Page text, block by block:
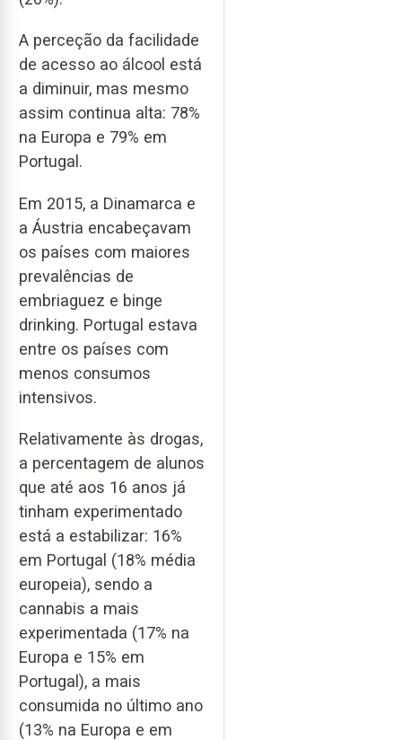
A perceção da facilidade
de acesso ao álcool está
a diminuir, mas mesmo
assim continua alta: 78%
na Europa e 79% em
Portugal.
Em 2015, a Dinamarca e
a Áustria encabeçavam
os países com maiores
prevalências de
embriaguez e binge
drinking. Portugal estava
entre os países com
menos consumos
intensivos.
Relativamente às drogas,
a percentagem de alunos
que até aos 16 anos já
tinham experimentado
está a estabilizar: 16%
em Portugal (18% média
europeia), sendo a
cannabis a mais
experimentada (17% na
Europa e 15% em
Portugal), a mais
consumida no último ano
(13% na Europa e em